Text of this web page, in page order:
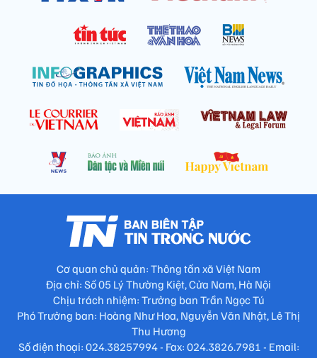
Cơ quan chủ quản: Thông tấn xã Việt Nam
Địa chỉ: Số 05 Lý Thường Kiệt, Cửa Nam, Hà Nội
Chịu trách nhiệm: Trưởng ban Trần Ngọc Tú
Phó Trưởng ban: Hoàng Như Hoa, Nguyễn Văn Nhật, Lê Thị
Thu Hương
Số điện thoại: 024.38257994 - Fax: 024.3826.7981 - Email: